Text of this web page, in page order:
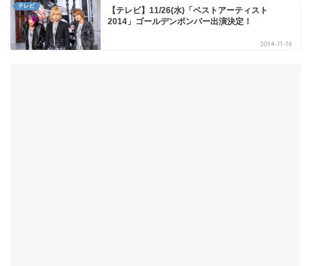
テレビ
【テレビ】11/26(水)「ベストアーティスト
2014」ゴールデンボンバー出演決定！
2014-11-16